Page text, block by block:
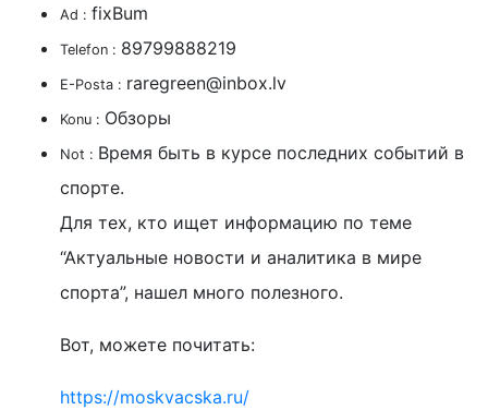
Ad : fixBum
Telefon : 89799888219
E-Posta : raregreen@inbox.lv
Konu : Обзоры
Not : Время быть в курсе последних событий в
спорте.
Для тех, кто ищет информацию по теме
“Актуальные новости и аналитика в мире
спорта”, нашел много полезного.
Вот, можете почитать:
https://moskvacska.ru/